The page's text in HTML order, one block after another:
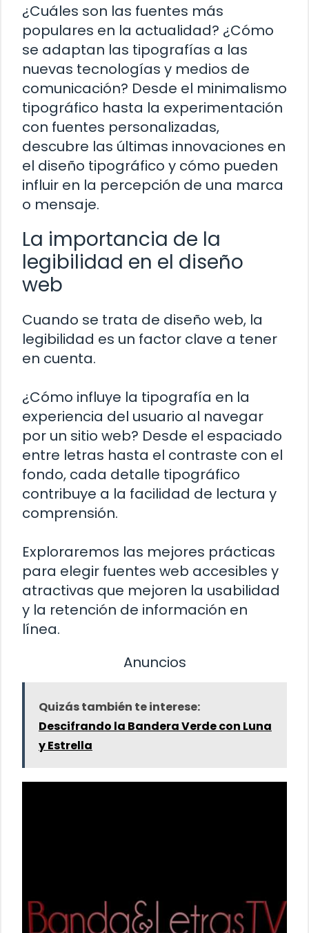
¿Cuáles son las fuentes más
populares en la actualidad? ¿Cómo
se adaptan las tipografías a las
nuevas tecnologías y medios de
comunicación? Desde el minimalismo
tipográfico hasta la experimentación
con fuentes personalizadas,
descubre las últimas innovaciones en
el diseño tipográfico y cómo pueden
influir en la percepción de una marca
o mensaje.
La importancia de la
legibilidad en el diseño
web
Cuando se trata de diseño web, la
legibilidad es un factor clave a tener
en cuenta.
¿Cómo influye la tipografía en la
experiencia del usuario al navegar
por un sitio web? Desde el espaciado
entre letras hasta el contraste con el
fondo, cada detalle tipográfico
contribuye a la facilidad de lectura y
comprensión.
Exploraremos las mejores prácticas
para elegir fuentes web accesibles y
atractivas que mejoren la usabilidad
y la retención de información en
línea.
Anuncios
Quizás también te interese:
Descifrando la Bandera Verde con Luna
y Estrella